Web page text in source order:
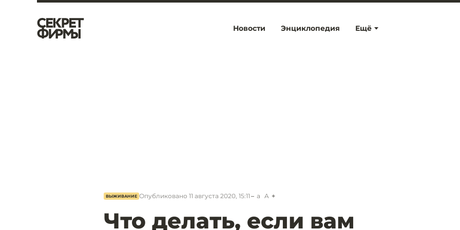
Ещё
Новости Энциклопедия
ВЫЖИВАНИЕ Опубликовано 11 августа 2020, 15:11 a A
Что делать, если вам